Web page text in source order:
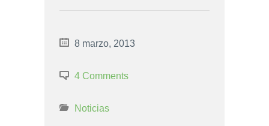
8 marzo, 2013
4 Comments
Noticias